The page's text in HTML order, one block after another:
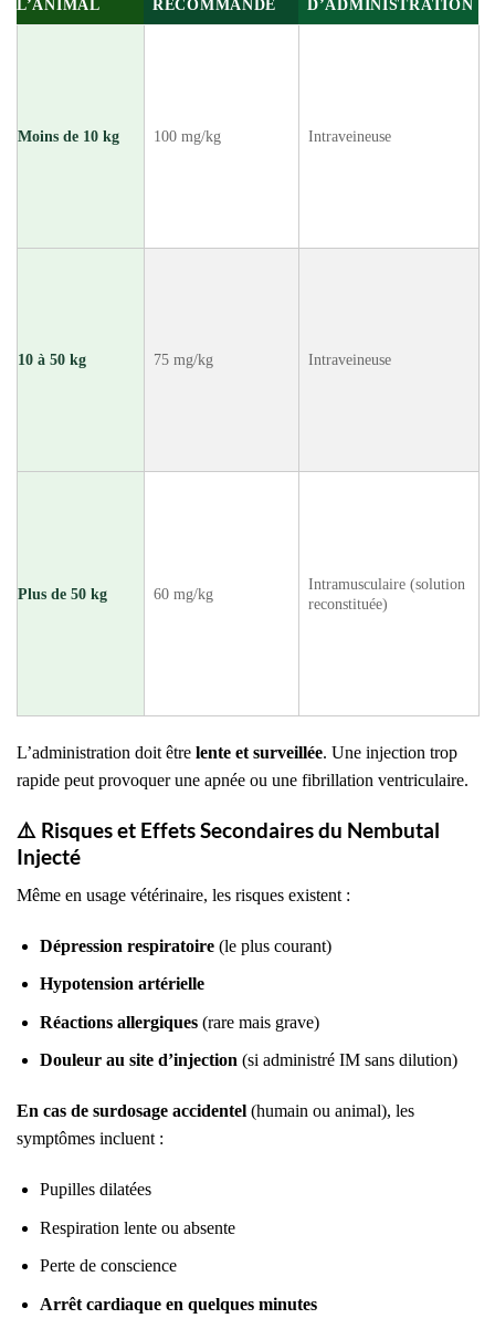
L’ANIMAL RECOMMANDÉ D’ADMINISTRATION
Moins de 10 kg 100 mg/kg Intraveineuse
10 à 50 kg 75 mg/kg Intraveineuse
Plus de 50 kg 60 mg/kg
Intramusculaire (solution
reconstituée)
L’administration doit être lente et surveillée. Une injection trop
rapide peut provoquer une apnée ou une fibrillation ventriculaire.
⚠️ Risques et Effets Secondaires du Nembutal
Injecté
Même en usage vétérinaire, les risques existent :
Dépression respiratoire(le plus courant)
Hypotension artérielle
Réactions allergiques(rare mais grave)
Douleur au site d’injection (si administré IM sans dilution)
En cas de surdosage accidentel (humain ou animal), les
symptômes incluent :
Pupilles dilatées
Respiration lente ou absente
Perte de conscience
Arrêt cardiaque en quelques minutes